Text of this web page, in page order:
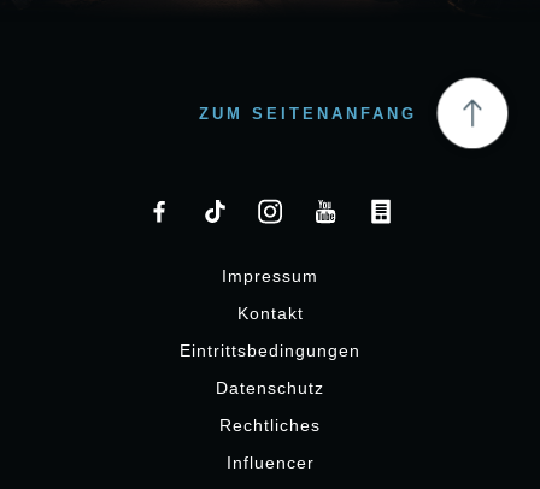
ZUM SEITENANFANG
Impressum
Kontakt
Eintrittsbedingungen
Datenschutz
Rechtliches
Influencer